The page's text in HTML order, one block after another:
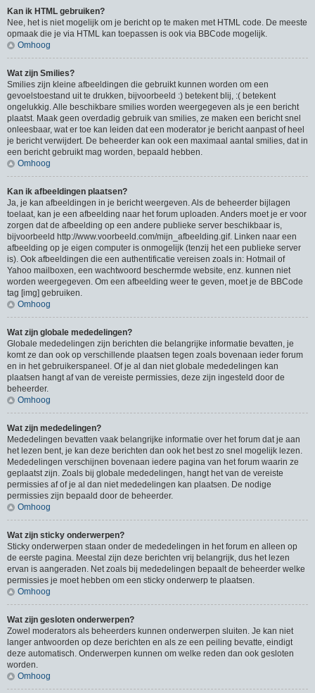
Kan ik HTML gebruiken?
Nee, het is niet mogelijk om je bericht op te maken met HTML code. De meeste
opmaak die je via HTML kan toepassen is ook via BBCode mogelijk.
Omhoog
Wat zijn Smilies?
Smilies zijn kleine afbeeldingen die gebruikt kunnen worden om een
gevoelstoestand uit te drukken, bijvoorbeeld :) betekent blij, :( betekent
ongelukkig. Alle beschikbare smilies worden weergegeven als je een bericht
plaatst. Maak geen overdadig gebruik van smilies, ze maken een bericht snel
onleesbaar, wat er toe kan leiden dat een moderator je bericht aanpast of heel
je bericht verwijdert. De beheerder kan ook een maximaal aantal smilies, dat in
een bericht gebruikt mag worden, bepaald hebben.
Omhoog
Kan ik afbeeldingen plaatsen?
Ja, je kan afbeeldingen in je bericht weergeven. Als de beheerder bijlagen
toelaat, kan je een afbeelding naar het forum uploaden. Anders moet je er voor
zorgen dat de afbeelding op een andere publieke server beschikbaar is,
bijvoorbeeld http://www.voorbeeld.com/mijn_afbeelding.gif. Linken naar een
afbeelding op je eigen computer is onmogelijk (tenzij het een publieke server
is). Ook afbeeldingen die een authentificatie vereisen zoals in: Hotmail of
Yahoo mailboxen, een wachtwoord beschermde website, enz. kunnen niet
worden weergegeven. Om een afbeelding weer te geven, moet je de BBCode
tag [img] gebruiken.
Omhoog
Wat zijn globale mededelingen?
Globale mededelingen zijn berichten die belangrijke informatie bevatten, je
komt ze dan ook op verschillende plaatsen tegen zoals bovenaan ieder forum
en in het gebruikerspaneel. Of je al dan niet globale mededelingen kan
plaatsen hangt af van de vereiste permissies, deze zijn ingesteld door de
beheerder.
Omhoog
Wat zijn mededelingen?
Mededelingen bevatten vaak belangrijke informatie over het forum dat je aan
het lezen bent, je kan deze berichten dan ook het best zo snel mogelijk lezen.
Mededelingen verschijnen bovenaan iedere pagina van het forum waarin ze
geplaatst zijn. Zoals bij globale mededelingen, hangt het van de vereiste
permissies af of je al dan niet mededelingen kan plaatsen. De nodige
permissies zijn bepaald door de beheerder.
Omhoog
Wat zijn sticky onderwerpen?
Sticky onderwerpen staan onder de mededelingen in het forum en alleen op
de eerste pagina. Meestal zijn deze berichten vrij belangrijk, dus het lezen
ervan is aangeraden. Net zoals bij mededelingen bepaalt de beheerder welke
permissies je moet hebben om een sticky onderwerp te plaatsen.
Omhoog
Wat zijn gesloten onderwerpen?
Zowel moderators als beheerders kunnen onderwerpen sluiten. Je kan niet
langer antwoorden op deze berichten en als ze een peiling bevatte, eindigt
deze automatisch. Onderwerpen kunnen om welke reden dan ook gesloten
worden.
Omhoog